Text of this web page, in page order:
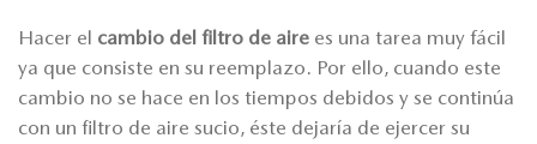
Hacer el cambio del filtro de aire es una tarea muy fácil
ya que consiste en su reemplazo. Por ello, cuando este
cambio no se hace en los tiempos debidos y se continúa
con un filtro de aire sucio, éste dejaría de ejercer su